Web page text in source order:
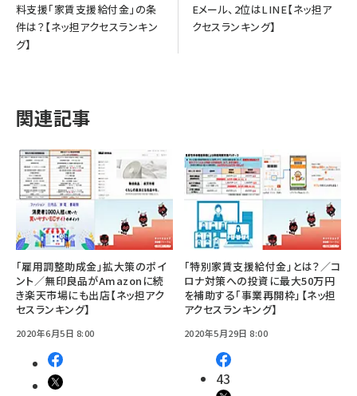
料支援「家賃支援給付金」の条
件は？【ネッ担アクセスランキン
グ】
Eメール、2位はLINE【ネッ担ア
クセスランキング】
関連記事
「雇用調整助成金」拡大策のポイ
ント／無印良品がAmazonに続
き楽天市場にも出店【ネッ担アク
セスランキング】
2020年6月5日 8:00
「特別家賃支援給付金」とは？／コ
ロナ対策への投資に最大50万円
を補助する「事業再開枠」【ネッ担
アクセスランキング】
2020年5月29日 8:00
43